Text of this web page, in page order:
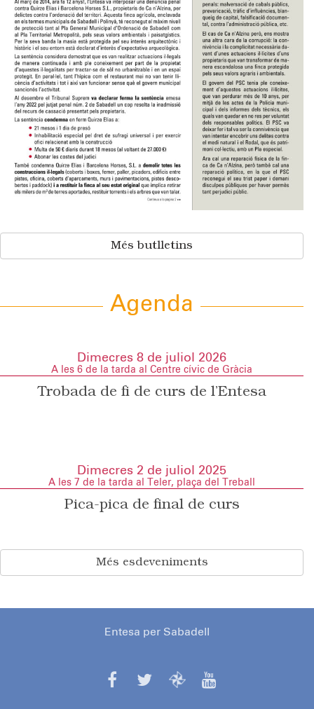
Més butlletins
Agenda
Dimecres 8 de juliol 2026
A les 6 de la tarda al Centre cívic de Gràcia
Trobada de fi de curs de l’Entesa
Dimecres 2 de juliol 2025
A les 7 de la tarda al Teler, plaça del Treball
Pica-pica de final de curs
Més esdeveniments
Entesa per Sabadell